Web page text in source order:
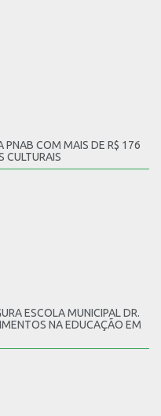
PNAB COM MAIS DE R$ 176
CULTURAIS
ESCOLA MUNICIPAL DR.
NA EDUCAÇÃO EM